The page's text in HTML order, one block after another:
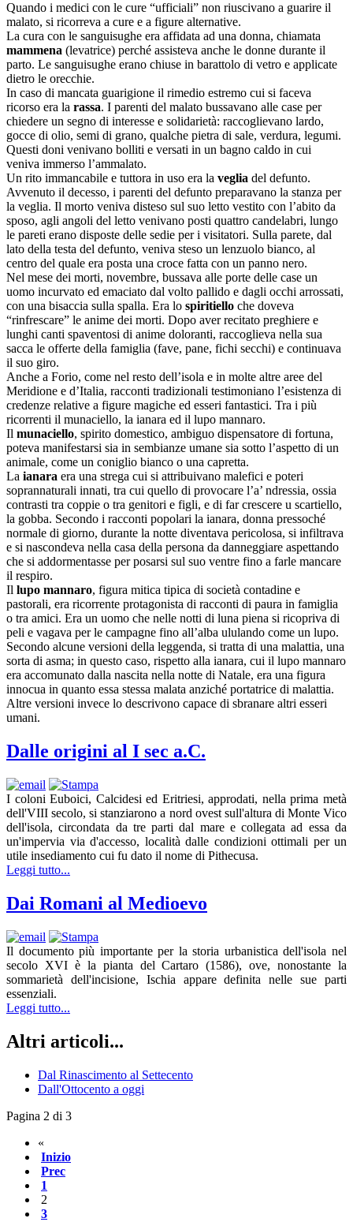
Quando i medici con le cure “ufficiali” non riuscivano a guarire il
malato, si ricorreva a cure e a figure alternative.
La cura con le sanguisughe era affidata ad una donna, chiamata
mammena (levatrice) perché assisteva anche le donne durante il
parto. Le sanguisughe erano chiuse in barattolo di vetro e applicate
dietro le orecchie.
In caso di mancata guarigione il rimedio estremo cui si faceva
ricorso era la rassa. I parenti del malato bussavano alle case per
chiedere un segno di interesse e solidarietà: raccoglievano lardo,
gocce di olio, semi di grano, qualche pietra di sale, verdura, legumi.
Questi doni venivano bolliti e versati in un bagno caldo in cui
veniva immerso l’ammalato.
Un rito immancabile e tuttora in uso era la veglia del defunto.
Avvenuto il decesso, i parenti del defunto preparavano la stanza per
la veglia. Il morto veniva disteso sul suo letto vestito con l’abito da
sposo, agli angoli del letto venivano posti quattro candelabri, lungo
le pareti erano disposte delle sedie per i visitatori. Sulla parete, dal
lato della testa del defunto, veniva steso un lenzuolo bianco, al
centro del quale era posta una croce fatta con un panno nero.
Nel mese dei morti, novembre, bussava alle porte delle case un
uomo incurvato ed emaciato dal volto pallido e dagli occhi arrossati,
con una bisaccia sulla spalla. Era lo spiritiello che doveva
“rinfrescare” le anime dei morti. Dopo aver recitato preghiere e
lunghi canti spaventosi di anime doloranti, raccoglieva nella sua
sacca le offerte della famiglia (fave, pane, fichi secchi) e continuava
il suo giro.
Anche a Forio, come nel resto dell’isola e in molte altre aree del
Meridione e d’Italia, racconti tradizionali testimoniano l’esistenza di
credenze relative a figure magiche ed esseri fantastici. Tra i più
ricorrenti il munaciello, la ianara ed il lupo mannaro.
Il munaciello, spirito domestico, ambiguo dispensatore di fortuna,
poteva manifestarsi sia in sembianze umane sia sotto l’aspetto di un
animale, come un coniglio bianco o una capretta.
La ianara era una strega cui si attribuivano malefici e poteri
soprannaturali innati, tra cui quello di provocare l’a’ ndressia, ossia
contrasti tra coppie o tra genitori e figli, e di far crescere u scartiello,
la gobba. Secondo i racconti popolari la ianara, donna pressoché
normale di giorno, durante la notte diventava pericolosa, si infiltrava
e si nascondeva nella casa della persona da danneggiare aspettando
che si addormentasse per posarsi sul suo ventre fino a farle mancare
il respiro.
Il lupo mannaro, figura mitica tipica di società contadine e
pastorali, era ricorrente protagonista di racconti di paura in famiglia
o tra amici. Era un uomo che nelle notti di luna piena si ricopriva di
peli e vagava per le campagne fino all’alba ululando come un lupo.
Secondo alcune versioni della leggenda, si tratta di una malattia, una
sorta di asma; in questo caso, rispetto alla ianara, cui il lupo mannaro
era accomunato dalla nascita nella notte di Natale, era una figura
innocua in quanto essa stessa malata anziché portatrice di malattia.
Altre versioni invece lo descrivono capace di sbranare altri esseri
umani.
Dalle origini al I sec a.C.
I coloni Euboici, Calcidesi ed Eritriesi, approdati, nella prima metà
dell'VIII secolo, si stanziarono a nord ovest sull'altura di Monte Vico
dell'isola, circondata da tre parti dal mare e collegata ad essa da
un'impervia via d'accesso, località dalle condizioni ottimali per un
utile insediamento cui fu dato il nome di Pithecusa.
Leggi tutto...
Dai Romani al Medioevo
Il documento più importante per la storia urbanistica dell'isola nel
secolo XVI è la pianta del Cartaro (1586), ove, nonostante la
sommarietà dell'incisione, Ischia appare definita nelle sue parti
essenziali.
Leggi tutto...
Altri articoli...
Dal Rinascimento al Settecento
Dall'Ottocento a oggi
Pagina 2 di 3
«
Inizio
Prec
1
2
3